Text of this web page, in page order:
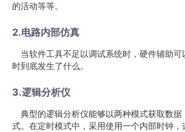
的活动等等。
2.电路内部仿真
当软件工具不足以调试系统时，硬件辅助可
时到底发生了什么。
3.逻辑分析仪
典型的逻辑分析仪能够以两种模式获取数据
式。在定时模式中，采用使用一个内部时钟